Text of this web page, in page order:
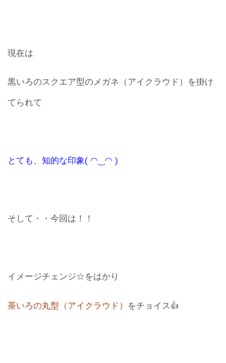
現在は
黒いろのスクエア型のメガネ（アイクラウド）を掛け
てられて
とても、知的な印象( ◠‿◠ )
そして・・今回は！！
イメージチェンジ☆をはかり
茶いろの丸型（アイクラウド） をチョイス👍